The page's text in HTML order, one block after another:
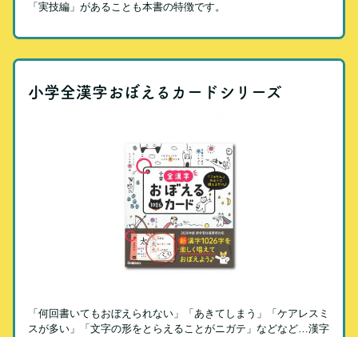
「実技編」があることも本書の特徴です。
小学全漢字おぼえるカードシリーズ
「何回書いてもおぼえられない」「あきてしまう」「ケアレスミ
スが多い」「文字の形をとらえることがニガテ」などなど…漢字